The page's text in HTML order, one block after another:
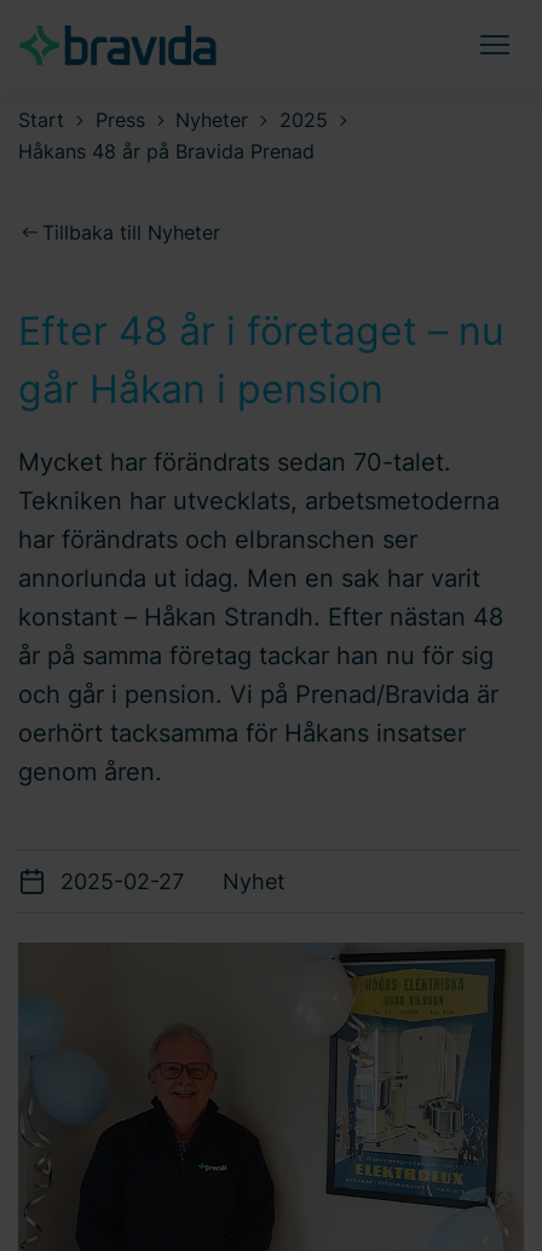
Start Press Nyheter
2025
Håkans 48 år på Bravida Prenad
Tillbaka till Nyheter
Efter 48 år i företaget – nu
går Håkan i pension
Mycket har förändrats sedan 70-talet.
Tekniken har utvecklats, arbetsmetoderna
har förändrats och elbranschen ser
annorlunda ut idag. Men en sak har varit
konstant – Håkan Strandh. Efter nästan 48
år på samma företag tackar han nu för sig
och går i pension. Vi på Prenad/Bravida är
oerhört tacksamma för Håkans insatser
genom åren.
2025-02-27 Nyhet